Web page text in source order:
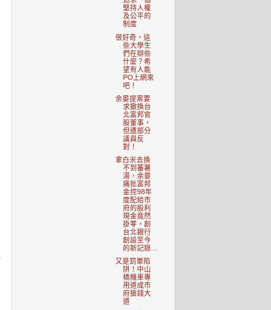
堅持人權
及公平的
制度
很好奇，這
些大學生
們在辯些
什麼？希
望有人能
PO上網來
吧！
余晏提案要
求撤換台
北富邦官
股董事，
但遭部分
議員反
對！
拿白米去換
不到蕃薯
湯，余晏
痛批富邦
金控98年
度配給市
府的股利
現金竟然
掛零，創
台北銀行
創設至今
的新記錄...
又是罰單陷
阱！中山
橋機車專
用道成市
府搶錢大
道